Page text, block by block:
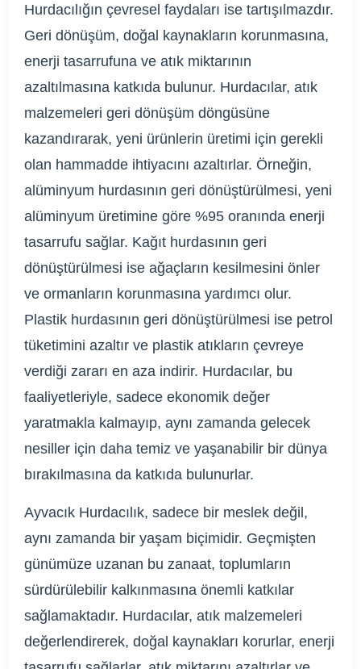
Hurdacılığın çevresel faydaları ise tartışılmazdır.
Geri dönüşüm, doğal kaynakların korunmasına,
enerji tasarrufuna ve atık miktarının
azaltılmasına katkıda bulunur. Hurdacılar, atık
malzemeleri geri dönüşüm döngüsüne
kazandırarak, yeni ürünlerin üretimi için gerekli
olan hammadde ihtiyacını azaltırlar. Örneğin,
alüminyum hurdasının geri dönüştürülmesi, yeni
alüminyum üretimine göre %95 oranında enerji
tasarrufu sağlar. Kağıt hurdasının geri
dönüştürülmesi ise ağaçların kesilmesini önler
ve ormanların korunmasına yardımcı olur.
Plastik hurdasının geri dönüştürülmesi ise petrol
tüketimini azaltır ve plastik atıkların çevreye
verdiği zararı en aza indirir. Hurdacılar, bu
faaliyetleriyle, sadece ekonomik değer
yaratmakla kalmayıp, aynı zamanda gelecek
nesiller için daha temiz ve yaşanabilir bir dünya
bırakılmasına da katkıda bulunurlar.
Ayvacık Hurdacılık, sadece bir meslek değil,
aynı zamanda bir yaşam biçimidir. Geçmişten
günümüze uzanan bu zanaat, toplumların
sürdürülebilir kalkınmasına önemli katkılar
sağlamaktadır. Hurdacılar, atık malzemeleri
değerlendirerek, doğal kaynakları korurlar, enerji